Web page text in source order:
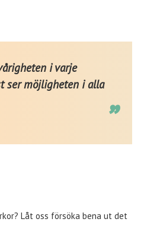
i varje
ser möjligheten i alla
Låt oss försöka bena ut det